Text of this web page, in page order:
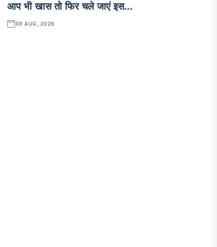
आप भी खास तो फिर चले जाएं इस...
08 AUG, 2026